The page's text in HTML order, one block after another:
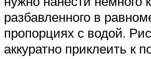
разбавленного в
пропорциях с водой.
аккуратно приклеить к